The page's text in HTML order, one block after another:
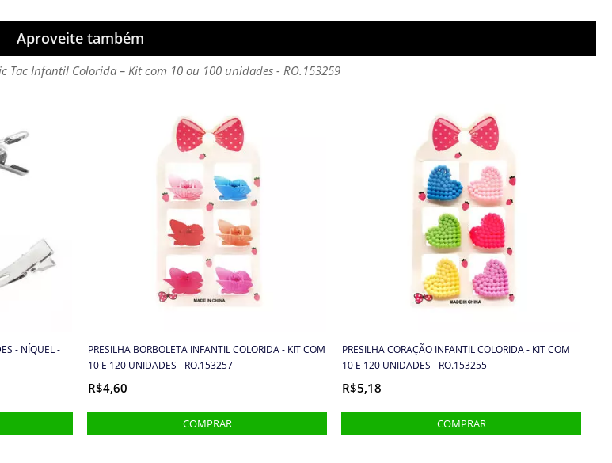
Aproveite também
Tac Infantil Colorida – Kit com 10 ou 100 unidades - RO.153259
- NÍQUEL -
PRESILHA BORBOLETA INFANTIL COLORIDA - KIT COM
10 E 120 UNIDADES - RO.153257
R$4,60
PRESILHA CORAÇÃO INFANTIL COLORIDA - KIT COM
10 E 120 UNIDADES - RO.153255
R$5,18